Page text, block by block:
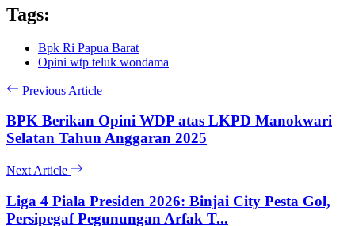
Tags:
Bpk Ri Papua Barat
Opini wtp teluk wondama
Previous Article
BPK Berikan Opini WDP atas LKPD Manokwari
Selatan Tahun Anggaran 2025
Next Article
Liga 4 Piala Presiden 2026: Binjai City Pesta Gol,
Persipegaf Pegunungan Arfak T...